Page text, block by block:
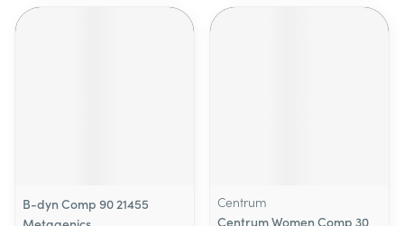
B-dyn Comp 90 21455
Centrum
Centrum Women Comp 30